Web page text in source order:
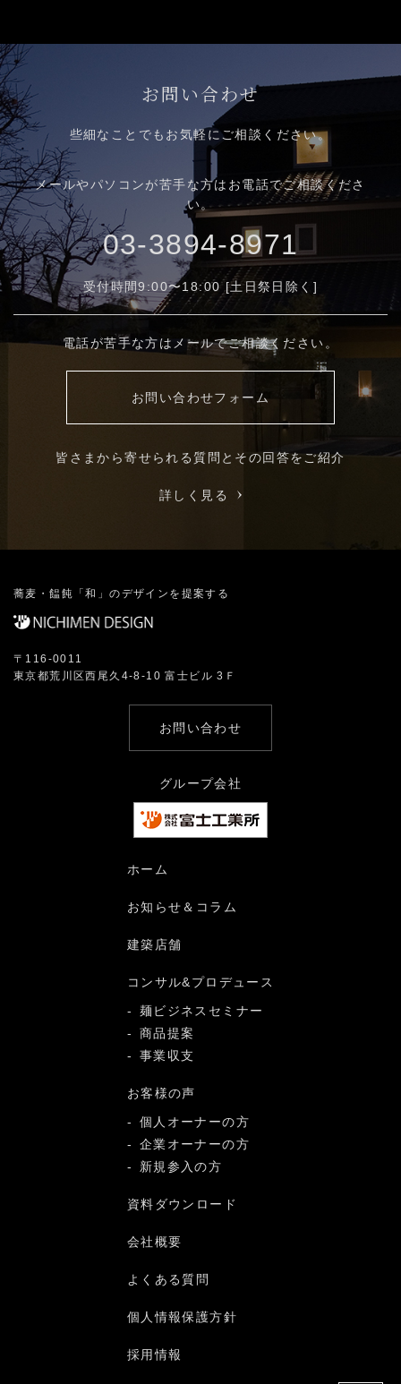
お問い合わせ
些細なことでもお気軽にご相談ください。
メールやパソコンが苦手な方はお電話でご相談くださ
い。
03-3894-8971
受付時間9:00〜18:00 [土日祭日除く]
電話が苦手な方はメールでご相談ください。
お問い合わせフォーム
皆さまから寄せられる質問とその回答をご紹介
詳しく見る
蕎麦・饂飩「和」のデザインを提案する
〒116-0011
東京都荒川区西尾久4-8-10 富士ビル 3Ｆ
お問い合わせ
グループ会社
ホーム
お知らせ＆コラム
建築店舗
コンサル&プロデュース
麺ビジネスセミナー
商品提案
事業収支
お客様の声
個人オーナーの方
企業オーナーの方
新規参入の方
資料ダウンロード
会社概要
よくある質問
個人情報保護方針
採用情報